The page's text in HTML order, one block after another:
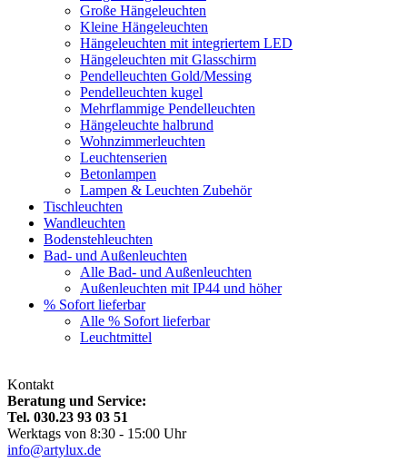
Große Hängeleuchten
Kleine Hängeleuchten
Hängeleuchten mit integriertem LED
Hängeleuchten mit Glasschirm
Pendelleuchten Gold/Messing
Pendelleuchten kugel
Mehrflammige Pendelleuchten
Hängeleuchte halbrund
Wohnzimmerleuchten
Leuchtenserien
Betonlampen
Lampen & Leuchten Zubehör
Tischleuchten
Wandleuchten
Bodenstehleuchten
Bad- und Außenleuchten
Alle Bad- und Außenleuchten
Außenleuchten mit IP44 und höher
% Sofort lieferbar
Alle % Sofort lieferbar
Leuchtmittel
Kontakt
Beratung und Service:
Tel. 030.23 93 03 51
Werktags von 8:30 - 15:00 Uhr
info@artylux.de